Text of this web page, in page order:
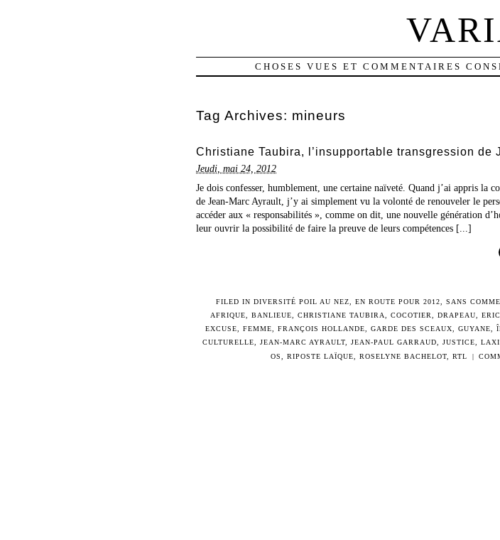
CHOSES VUES ET COMMENTAIRES
Tag Archives: mineurs
Christiane Taubira, l’insupportable transgression de
Jeudi, mai 24, 2012
Je dois confesser, humblement, une certaine naïveté. Quand j’ai appris la
de Jean-Marc Ayrault, j’y ai simplement vu la volonté de renouveler le
accéder aux « responsabilités », comme on dit, une nouvelle génération
leur ouvrir la possibilité de faire la preuve de leurs compétences [...]
FILED IN DIVERSITÉ POIL AU NEZ EN ROUTE POUR 2012 SANS
AFRIQUE
BANLIEUE CHRISTIANE TAUBIRA COCOTIER DRAPEAU
EXCUSE
FEMME FRANÇOIS HOLLANDE GARDE DES SCEAUX GUYANE
CULTURELLE
JEAN-MARC AYRAULT, JEAN-PAUL GARRAUD JUSTICE
OS
,RIPOSTE LAÏQUE ,ROSELYNE BACHELOT ,RTL |